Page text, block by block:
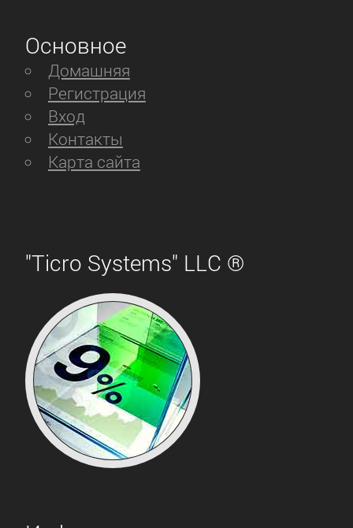
Основное
Домашняя
Регистрация
Вход
Контакты
Карта сайта
"Ticro Systems" LLC ®